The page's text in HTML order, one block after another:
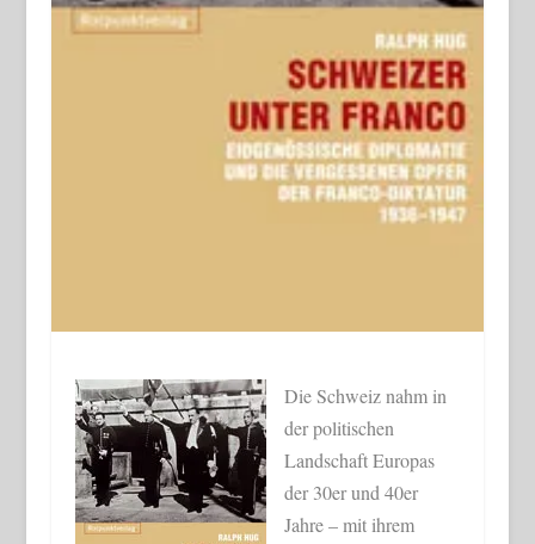
Die Schweiz nahm in
der politischen
Landschaft Europas
der 30er und 40er
Jahre – mit ihrem